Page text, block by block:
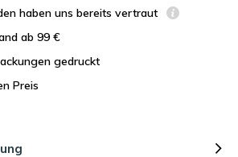
haben uns bereits vertraut
ab 99 €
gedruckt
Preis